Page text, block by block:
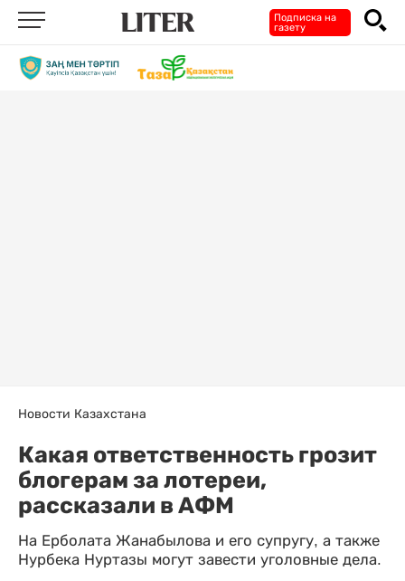
Подписка на
газету
Новости Казахстана
Какая ответственность грозит
блогерам за лотереи,
рассказали в АФМ
На Ерболата Жанабылова и его супругу, а также
Нурбека Нуртазы могут завести уголовные дела.